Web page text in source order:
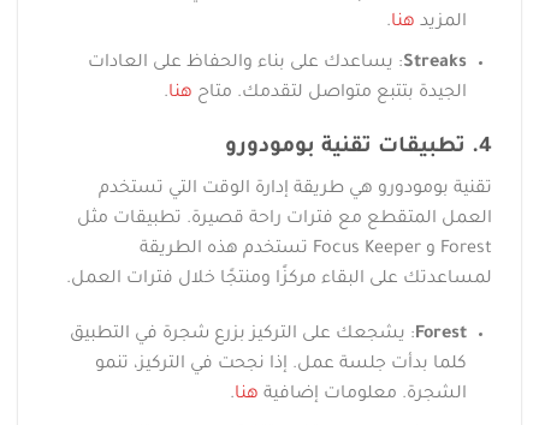
المزيد هنا.
Streaks: يساعدك على بناء والحفاظ على العادات
الجيدة بتتبع متواصل لتقدمك. متاح هنا.
4. تطبيقات تقنية بومودورو
تقنية بومودورو هي طريقة إدارة الوقت التي تستخدم
العمل المتقطع مع فترات راحة قصيرة. تطبيقات مثل
Forest و Focus Keeper تستخدم هذه الطريقة
لمساعدتك على البقاء مركزًا ومنتجًا خلال فترات العمل.
Forest: يشجعك على التركيز بزرع شجرة في التطبيق
كلما بدأت جلسة عمل. إذا نجحت في التركيز، تنمو
الشجرة. معلومات إضافية هنا.